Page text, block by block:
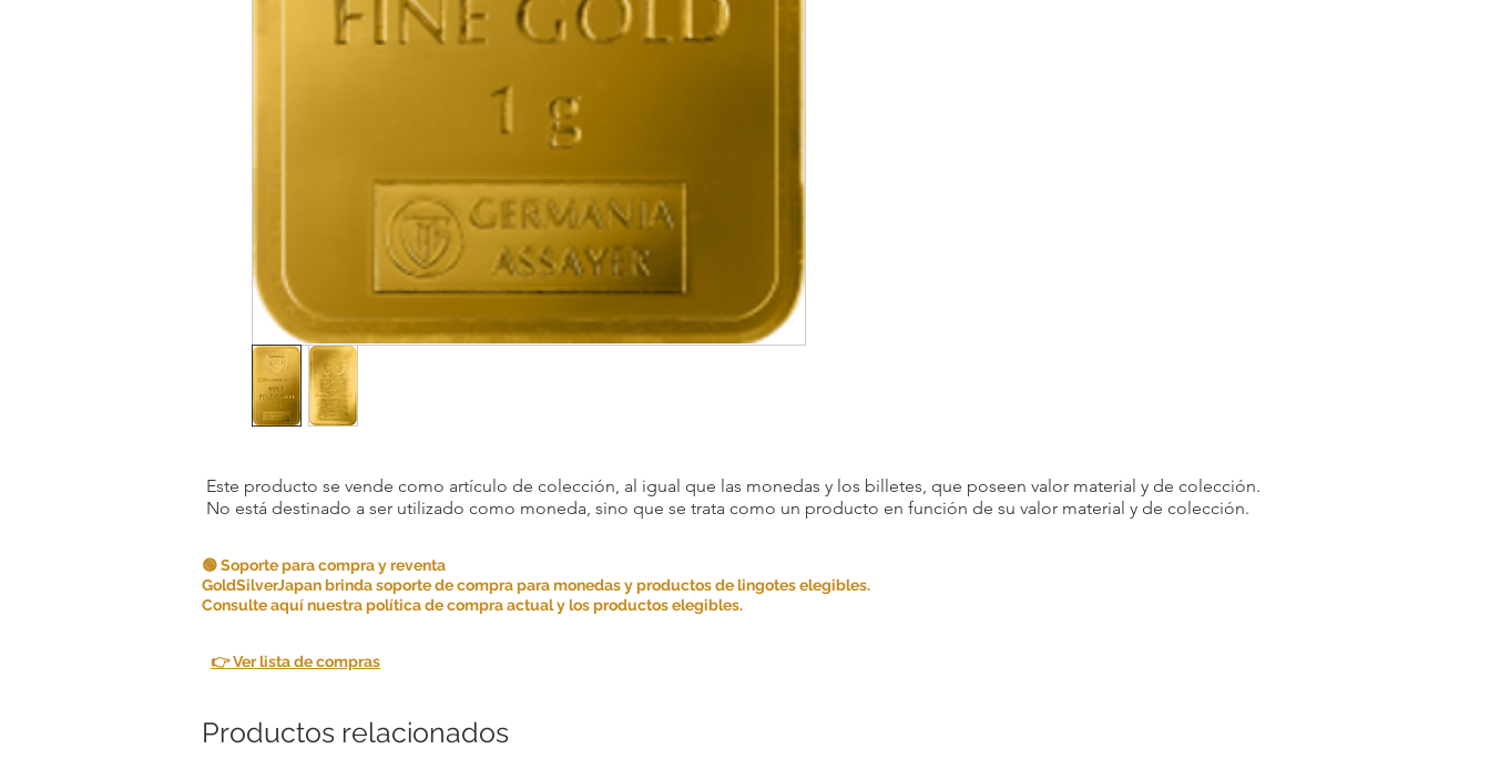
Este producto se vende como artículo de colección, al igual que las monedas y los billetes, que poseen valor material y de colección.
No está destinado a ser utilizado como moneda, sino que se trata como un producto en función de su valor material y de colección.
🟢 Soporte para compra y reventa
GoldSilverJapan brinda soporte de compra para monedas y productos de lingotes elegibles.
Consulte aquí nuestra política de compra actual y los productos elegibles.
👉 Ver lista de compras
Productos relacionados